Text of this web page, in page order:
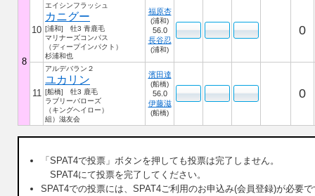
8
10
エイシンフラッシュ
カニグー
[浦和] 牡3 青鹿毛
マリナーズコンパス
（ディープインパクト）
杉浦和也
福原杏
(浦和)
56.0
長谷忍
(浦和)
0
11
アルデバラン２
ユカリン
[船橋] 牡3 鹿毛
ラブリーバローズ
（キングヘイロー）
組）滋友会
濱田達
(船橋)
56.0
伊藤滋
(船橋)
0
「SPAT4で投票」ボタンを押しても投票は完了しません。
SPAT4にて投票を完了してください。
SPAT4での投票には、SPAT4ご利用のお申込み(会員登録)が必要で